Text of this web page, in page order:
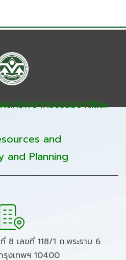
นทรัพยากรธรรมชาติและ
and
and Planning
8 เลขที่ 118/1 ถ.พระราม 6
งเทพฯ 10400